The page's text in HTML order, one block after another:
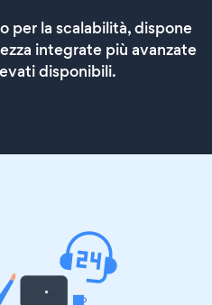
per la scalabilità, dispone
integrate più avanzate
disponibili.